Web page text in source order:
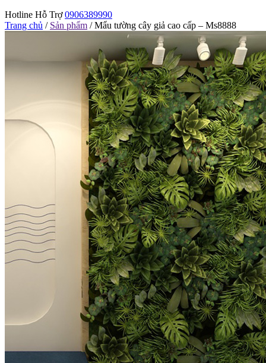
Hotline Hỗ Trợ 0906389990
Trang chủ / Sản phẩm / Mẩu tường cây giả cao cấp – Ms8888